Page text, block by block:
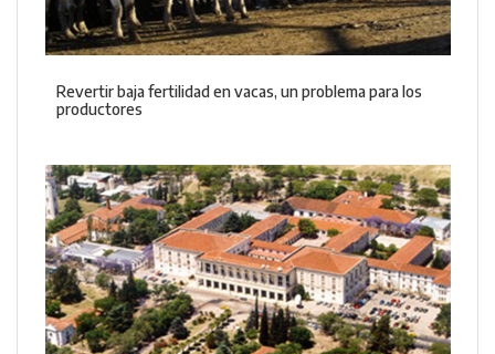
Revertir baja fertilidad en vacas, un problema para los
productores